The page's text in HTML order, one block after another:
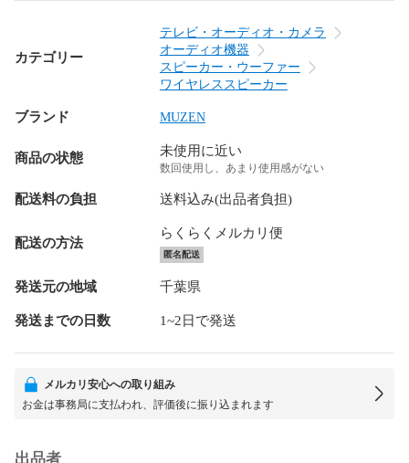
カテゴリー
テレビ・オーディオ・カメラ
オーディオ機器
スピーカー・ウーファー
ワイヤレススピーカー
ブランド MUZEN
商品の状態 未使用に近い
数回使用し、あまり使用感がない
配送料の負担 送料込み(出品者負担)
配送の方法
らくらくメルカリ便
匿名配送
発送元の地域 千葉県
発送までの日数 1~2日で発送
メルカリ安心への取り組み
お金は事務局に支払われ、評価後に振り込まれます
出品者